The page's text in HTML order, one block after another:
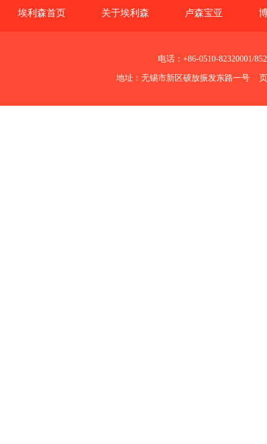
埃利森首页 关于埃利森 卢森宝亚
电话：+86-0510-82320001/
地址：无锡市新区硕放振发东路一号